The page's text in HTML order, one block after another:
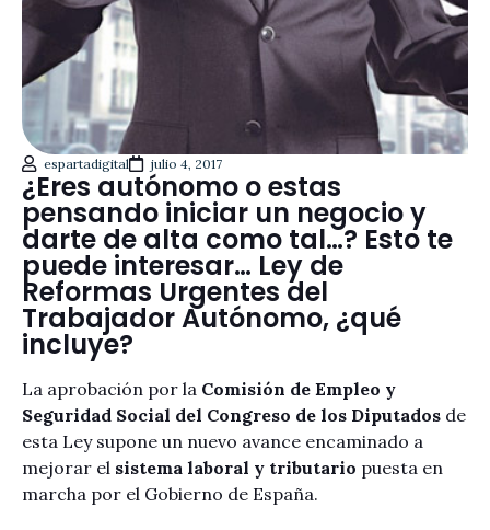
espartadigital julio 4, 2017
¿Eres autónomo o estas
pensando iniciar un negocio y
darte de alta como tal…? Esto te
puede interesar… Ley de
Reformas Urgentes del
Trabajador Autónomo, ¿qué
incluye?
La aprobación por la Comisión de Empleo y
Seguridad Social del Congreso de los Diputados de
esta Ley supone un nuevo avance encaminado a
mejorar el sistema laboral y tributario puesta en
marcha por el Gobierno de España.